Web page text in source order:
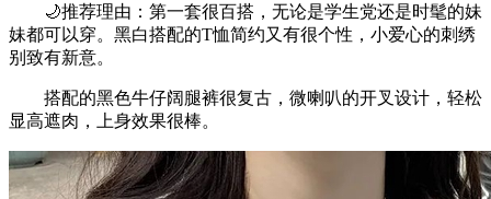
🌙推荐理由：第一套很百搭，无论是学生党还是时髦的妹
妹都可以穿。黑白搭配的T恤简约又有很个性，小爱心的刺绣
别致有新意。
搭配的黑色牛仔阔腿裤很复古，微喇叭的开叉设计，轻松
显高遮肉，上身效果很棒。